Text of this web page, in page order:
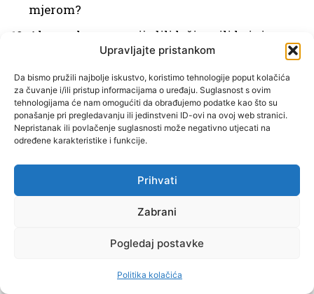
Upravljajte pristankom
Da bismo pružili najbolje iskustvo, koristimo tehnologije poput kolačića
za čuvanje i/ili pristup informacijama o uređaju. Suglasnost s ovim
tehnologijama će nam omogućiti da obrađujemo podatke kao što su
ponašanje pri pregledavanju ili jedinstveni ID-ovi na ovoj web stranici.
Nepristanak ili povlačenje suglasnosti može negativno utjecati na
određene karakteristike i funkcije.
Prihvati
Zabrani
Pogledaj postavke
Politika kolačića
mjerom?
Ako ste koga povrijedili lažima ili krivim
sudom, jeste li zatražili oproštenje?
Iznosite li u javnosti istinu ili je krivotvorite
radi koristi; branite li pogrješan stav unatoč
objektivnoj istini?
Jeste li izrekli išta o drugome što je
povrijedilo njegovo dostojanstvo djeteta
Ne poželi tuđega ženidbenog druga
Ljubite li svoga bračnog druga nepodijeljena